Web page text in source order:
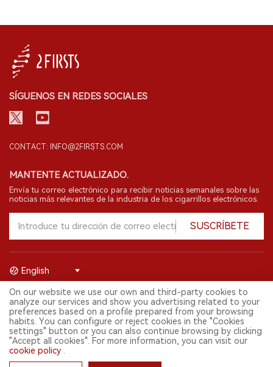
SÍGUENOS EN REDES SOCIALES
CONTACT: INFO@2FIRSTS.COM
MANTENTE ACTUALIZADO.
Envía tu correo electrónico para recibir noticias semanales sobre las
noticias más relevantes de la industria de los cigarrillos electrónicos.
SUSCRÍBETE
© 2026 Shenzhen 2FIRSTS Technology Co.,Ltd. Todos los derechos
reservados.
2FIRSTS solo es accesible para profesionales de la industria,
investigadores, medios y otros profesionales. El acceso por menores
está prohibido.
Este sitio web presta servicios a usuarios fuera del territorio chino
continental. Para usuarios en la China continental, por favor
visitahttps://cn.2firsts.com
English
On our website we use our own and third-party cookies to
analyze our services and show you advertising related to your
preferences based on a profile prepared from your browsing
habits. You can configure or reject cookies in the "Cookies
settings" button or you can also continue browsing by clicking
"Accept all cookies". For more information, you can visit our
cookie policy